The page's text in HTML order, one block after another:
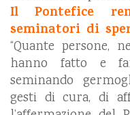
Il Pontefice
seminatori di
“Quante persone,
hanno fatto e
seminando
gesti di cura, di